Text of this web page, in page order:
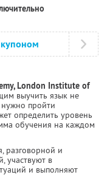
купоном
London Institute of
выучить язык не
пройти
определить уровень
обучения на каждом
разговорной и
участвуют в
и выполняют